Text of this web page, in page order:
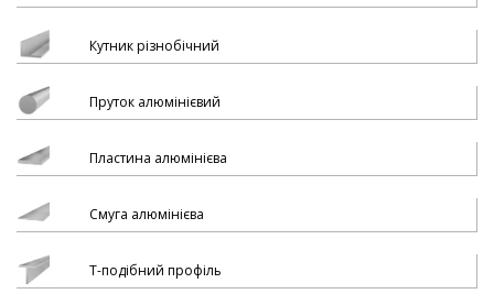
Кутник різнобічний
Пруток алюмінієвий
Пластина алюмінієва
Смуга алюмінієва
Т-подібний профіль